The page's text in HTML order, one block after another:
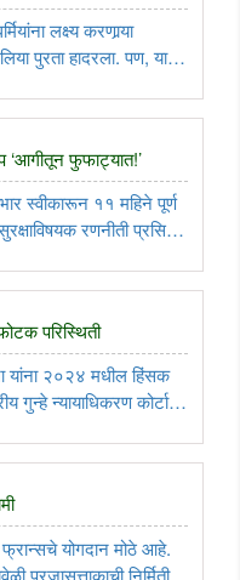
लक्ष्य करणार्‍या
पुरता हादरला. पण, या
‘आगीतून फुफाट्यात!’
स्वीकारून ११ महिने पूर्ण
रणनीती प्रसिद्ध
परिस्थिती
यांना २०२४ मधील हिंसक
गुन्हे न्यायाधिकरण कोर्टा’ने
फ्रान्सचे योगदान मोठे आहे.
प्रजासत्ताकाची निर्मिती